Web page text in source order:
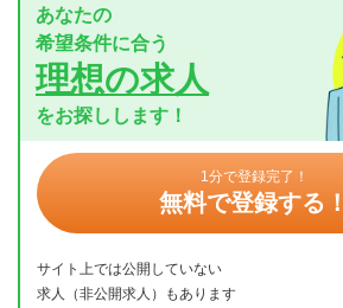
あなたの
希望条件に合う
理想の求人
をお探しします！
1分で登録完了！
無料で登録する！
サイト上では公開していない
求人（非公開求人）もあります